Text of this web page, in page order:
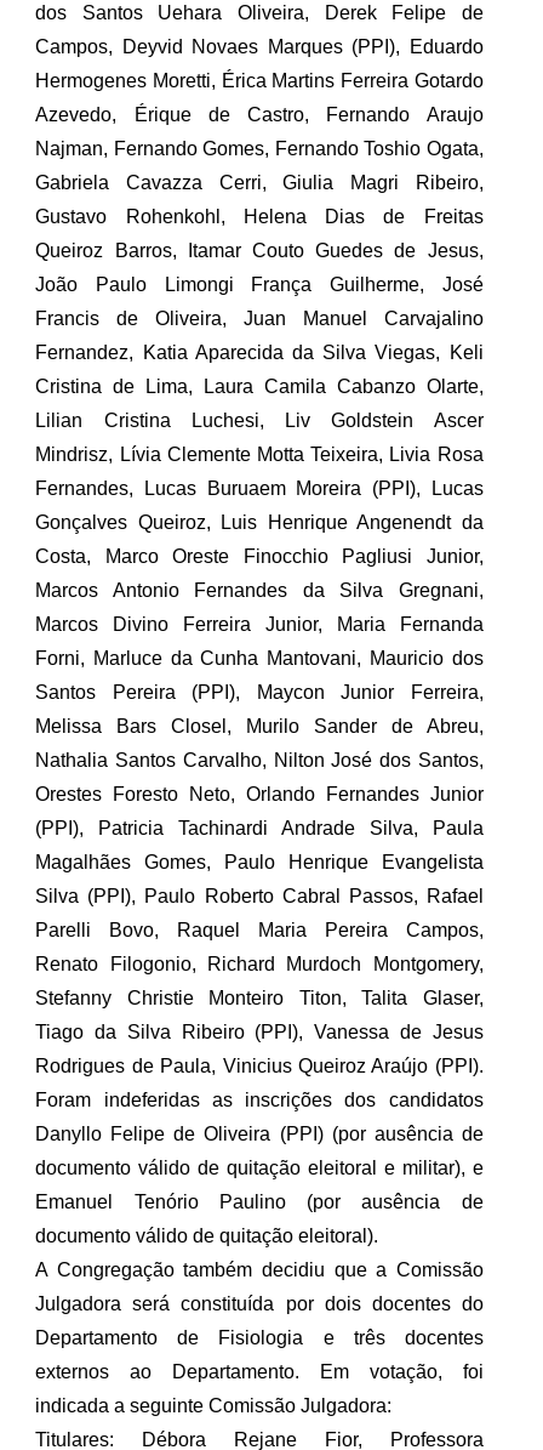
dos Santos Uehara Oliveira, Derek Felipe de
Campos, Deyvid Novaes Marques (PPI), Eduardo
Hermogenes Moretti, Érica Martins Ferreira Gotardo
Azevedo, Érique de Castro, Fernando Araujo
Najman, Fernando Gomes, Fernando Toshio Ogata,
Gabriela Cavazza Cerri, Giulia Magri Ribeiro,
Gustavo Rohenkohl, Helena Dias de Freitas
Queiroz Barros, Itamar Couto Guedes de Jesus,
João Paulo Limongi França Guilherme, José
Francis de Oliveira, Juan Manuel Carvajalino
Fernandez, Katia Aparecida da Silva Viegas, Keli
Cristina de Lima, Laura Camila Cabanzo Olarte,
Lilian Cristina Luchesi, Liv Goldstein Ascer
Mindrisz, Lívia Clemente Motta Teixeira, Livia Rosa
Fernandes, Lucas Buruaem Moreira (PPI), Lucas
Gonçalves Queiroz, Luis Henrique Angenendt da
Costa, Marco Oreste Finocchio Pagliusi Junior,
Marcos Antonio Fernandes da Silva Gregnani,
Marcos Divino Ferreira Junior, Maria Fernanda
Forni, Marluce da Cunha Mantovani, Mauricio dos
Santos Pereira (PPI), Maycon Junior Ferreira,
Melissa Bars Closel, Murilo Sander de Abreu,
Nathalia Santos Carvalho, Nilton José dos Santos,
Orestes Foresto Neto, Orlando Fernandes Junior
(PPI), Patricia Tachinardi Andrade Silva, Paula
Magalhães Gomes, Paulo Henrique Evangelista
Silva (PPI), Paulo Roberto Cabral Passos, Rafael
Parelli Bovo, Raquel Maria Pereira Campos,
Renato Filogonio, Richard Murdoch Montgomery,
Stefanny Christie Monteiro Titon, Talita Glaser,
Tiago da Silva Ribeiro (PPI), Vanessa de Jesus
Rodrigues de Paula, Vinicius Queiroz Araújo (PPI).
Foram indeferidas as inscrições dos candidatos
Danyllo Felipe de Oliveira (PPI) (por ausência de
documento válido de quitação eleitoral e militar), e
Emanuel Tenório Paulino (por ausência de
documento válido de quitação eleitoral).
A Congregação também decidiu que a Comissão
Julgadora será constituída por dois docentes do
Departamento de Fisiologia e três docentes
externos ao Departamento. Em votação, foi
indicada a seguinte Comissão Julgadora:
Titulares: Débora Rejane Fior, Professora